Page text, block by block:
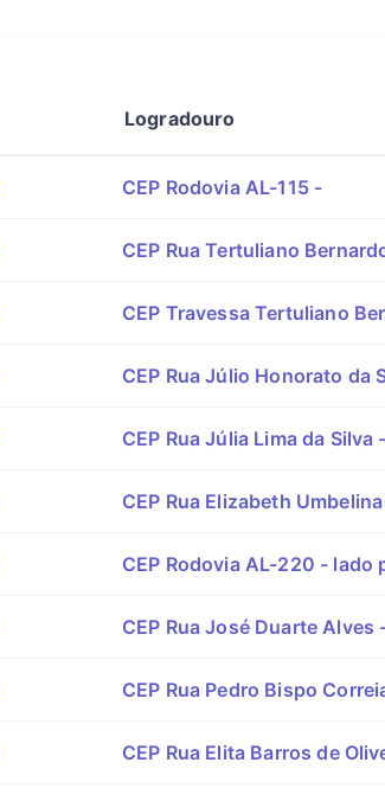
Logradouro
CEP Rodovia AL-115 -
CEP Rua Tertuliano
CEP Travessa Tertuliano
CEP Rua Júlio Honorato da
CEP Rua Júlia Lima da Silva -
CEP Rua Elizabeth
CEP Rodovia AL-220 - lado
CEP Rua José Duarte Alves
CEP Rua Pedro Bispo
CEP Rua Elita Barros de